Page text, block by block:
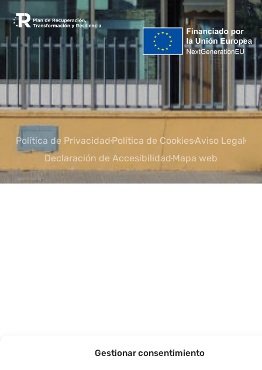
Gestionar consentimiento
Política de Privacidad Política de CookiesAviso Legal
Declaración de Accesibilidad Mapa web